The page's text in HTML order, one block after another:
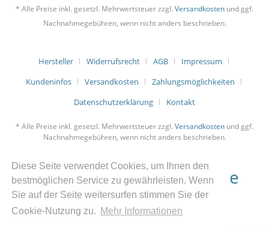
Diese Seite verwendet Cookies, um Ihnen den
bestmöglichen Service zu gewährleisten. Wenn
Sie auf der Seite weitersurfen stimmen Sie der
Cookie-Nutzung zu. Mehr Informationen
* Alle Preise inkl. gesetzl. Mehrwertsteuer zzgl. Versandkosten und ggf.
Nachnahmegebühren, wenn nicht anders beschrieben.
Hersteller Widerrufsrecht AGB
Impressum
Kundeninfos
Versandkosten
Zahlungsmöglichkeiten
Datenschutzerklärung
Kontakt
* Alle Preise inkl. gesetzl. Mehrwertsteuer zzgl. Versandkosten und ggf.
Nachnahmegebühren, wenn nicht anders beschrieben.
Bestellung Widerrufen